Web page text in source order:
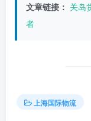
文章链接： 关岛
者
上海国际物流